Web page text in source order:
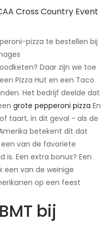
pizza te bestellen bij
Daar zijn we toe
Pizza Hut en een Taco
Het bedrijf deelde dat
grote pepperoni pizza ​En
taart, in dit geval - als de
betekent dit dat
van de favoriete
Een extra bonus? Een
een van de weinige
op een feest
bij